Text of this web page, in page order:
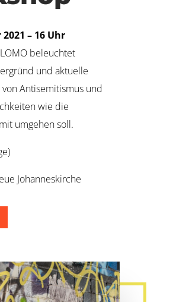
– 16 Uhr
beleuchtet
und aktuelle
Antisemitismus und
wie die
umgehen soll.
Johanneskirche